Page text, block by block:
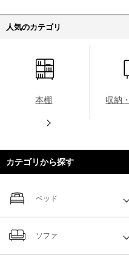
人気のカテゴリ
本棚 収納
カテゴリから探す
ベッド
ソファ